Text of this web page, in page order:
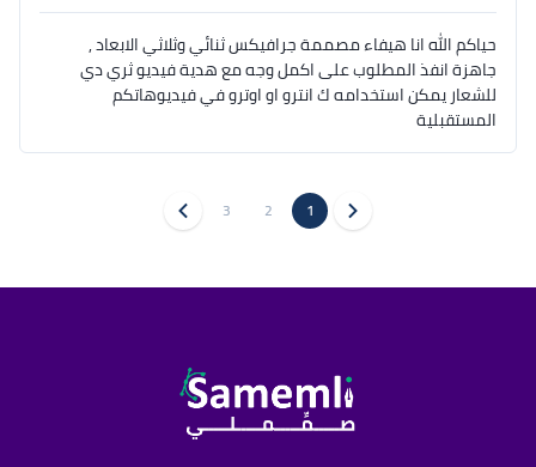
حياكم الله انا هيفاء مصممة جرافيكس ثنائي وثلاثي الابعاد ,
جاهزة انفذ المطلوب على اكمل وجه مع هدية فيديو ثري دي
للشعار يمكن استخدامه ك انترو او اوترو في فيديوهاتكم
المستقبلية
1
2
3